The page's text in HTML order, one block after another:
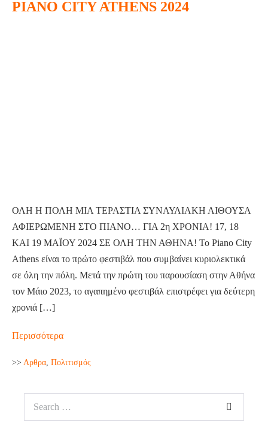
GREEK
PIANO CITY ATHENS 2024
ΟΛΗ Η ΠΟΛΗ ΜΙΑ ΤΕΡΑΣΤΙΑ ΣΥΝΑΥΛΙΑΚΗ ΑΙΘΟΥΣΑ
ΑΦΙΕΡΩΜΕΝΗ ΣΤΟ ΠΙΑΝΟ… ΓΙΑ 2η ΧΡΟΝΙΑ! 17, 18
ΚΑΙ 19 ΜΑΪΟΥ 2024 ΣΕ ΟΛΗ ΤΗΝ ΑΘΗΝΑ! Το Piano City
Athens είναι το πρώτο φεστιβάλ που συμβαίνει κυριολεκτικά
σε όλη την πόλη. Mετά την πρώτη του παρουσίαση στην Αθήνα
τον Μάιο 2023, το αγαπημένο φεστιβάλ επιστρέφει για δεύτερη
χρονιά […]
ΠερισσότεραPIANO
ATHENS
>> Aρθρα Πολιτισμός